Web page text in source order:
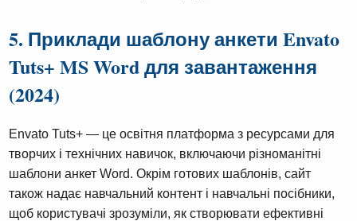
5. Приклади шаблону анкети Envato
Tuts+ MS Word для завантаження
(2024)
Envato Tuts+ — це освітня платформа з ресурсами для
творчих і технічних навичок, включаючи різноманітні
шаблони анкет Word. Окрім готових шаблонів, сайт
також надає навчальний контент і навчальні посібники,
щоб користувачі зрозуміли, як створювати ефективні